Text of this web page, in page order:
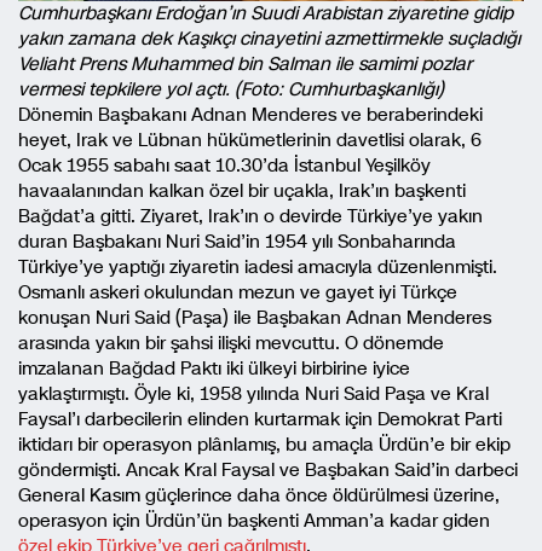
Cumhurbaşkanı Erdoğan’ın Suudi Arabistan ziyaretine gidip
yakın zamana dek Kaşıkçı cinayetini azmettirmekle suçladığı
Veliaht Prens Muhammed bin Salman ile samimi pozlar
vermesi tepkilere yol açtı. (Foto: Cumhurbaşkanlığı)
Dönemin Başbakanı Adnan Menderes ve beraberindeki
heyet, Irak ve Lübnan hükümetlerinin davetlisi olarak, 6
Ocak 1955 sabahı saat 10.30’da İstanbul Yeşilköy
havaalanından kalkan özel bir uçakla, Irak’ın başkenti
Bağdat’a gitti. Ziyaret, Irak’ın o devirde Türkiye’ye yakın
duran Başbakanı Nuri Said’in 1954 yılı Sonbaharında
Türkiye’ye yaptığı ziyaretin iadesi amacıyla düzenlenmişti.
Osmanlı askeri okulundan mezun ve gayet iyi Türkçe
konuşan Nuri Said (Paşa) ile Başbakan Adnan Menderes
arasında yakın bir şahsi ilişki mevcuttu. O dönemde
imzalanan Bağdad Paktı iki ülkeyi birbirine iyice
yaklaştırmıştı. Öyle ki, 1958 yılında Nuri Said Paşa ve Kral
Faysal’ı darbecilerin elinden kurtarmak için Demokrat Parti
iktidarı bir operasyon plânlamış, bu amaçla Ürdün’e bir ekip
göndermişti. Ancak Kral Faysal ve Başbakan Said’in darbeci
General Kasım güçlerince daha önce öldürülmesi üzerine,
operasyon için Ürdün’ün başkenti Amman’a kadar giden